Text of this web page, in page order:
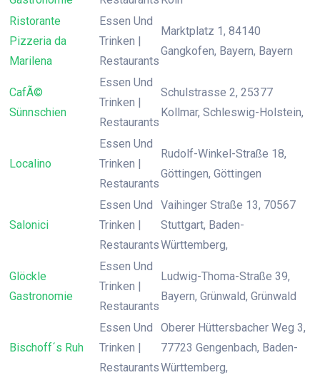
Ristorante
Pizzeria da
Marilena
Essen Und
Trinken |
Restaurants
Marktplatz 1, 84140
Gangkofen, Bayern, Bayern
CafÃ©
Sünnschien
Essen Und
Trinken |
Restaurants
Schulstrasse 2, 25377
Kollmar, Schleswig-Holstein,
Localino
Essen Und
Trinken |
Restaurants
Rudolf-Winkel-Straße 18,
Göttingen, Göttingen
Salonici
Essen Und
Trinken |
Restaurants
Vaihinger Straße 13, 70567
Stuttgart, Baden-
Württemberg,
Glöckle
Gastronomie
Essen Und
Trinken |
Restaurants
Ludwig-Thoma-Straße 39,
Bayern, Grünwald, Grünwald
Bischoff´s Ruh
Essen Und
Trinken |
Restaurants
Oberer Hüttersbacher Weg 3,
77723 Gengenbach, Baden-
Württemberg,